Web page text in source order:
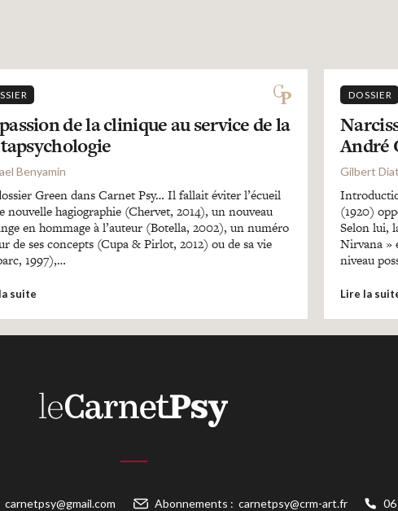
de la clinique au service de la
Benyamin
Green dans Carnet Psy… Il fallait éviter l’écueil
nouvelle hagiographie (Chervet, 2014), un nouveau
en hommage à l’auteur (Botella, 2002), un numéro
de ses concepts (Cupa & Pirlot, 2012) ou de sa vie
1997),…
suite
DOSSIER
André
Gilbert
(1920)
Selon lui,
Nirvana »
niveau
Lire la
carnetpsy@gmail.com Abonnements : carnetpsy@crm-art.fr 06